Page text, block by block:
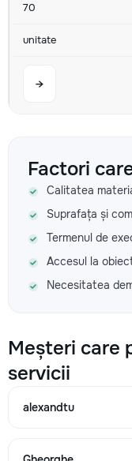
70
unitate
→
640
730
900
Zidarie (Fortan)
Factori
Calitatea
Suprafața și
Termenul de
Accesul la
Necesitatea
Meșteri care
servicii
alexandtu